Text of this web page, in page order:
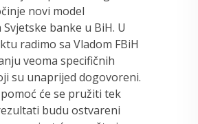
novi model
banke u BiH. U
radimo sa Vladom FBiH
veoma specifičnih
su unaprijed dogovoreni.
će se pružiti tek
budu ostvareni